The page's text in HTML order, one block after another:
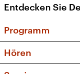
Entdecken Sie
Programm
Hören